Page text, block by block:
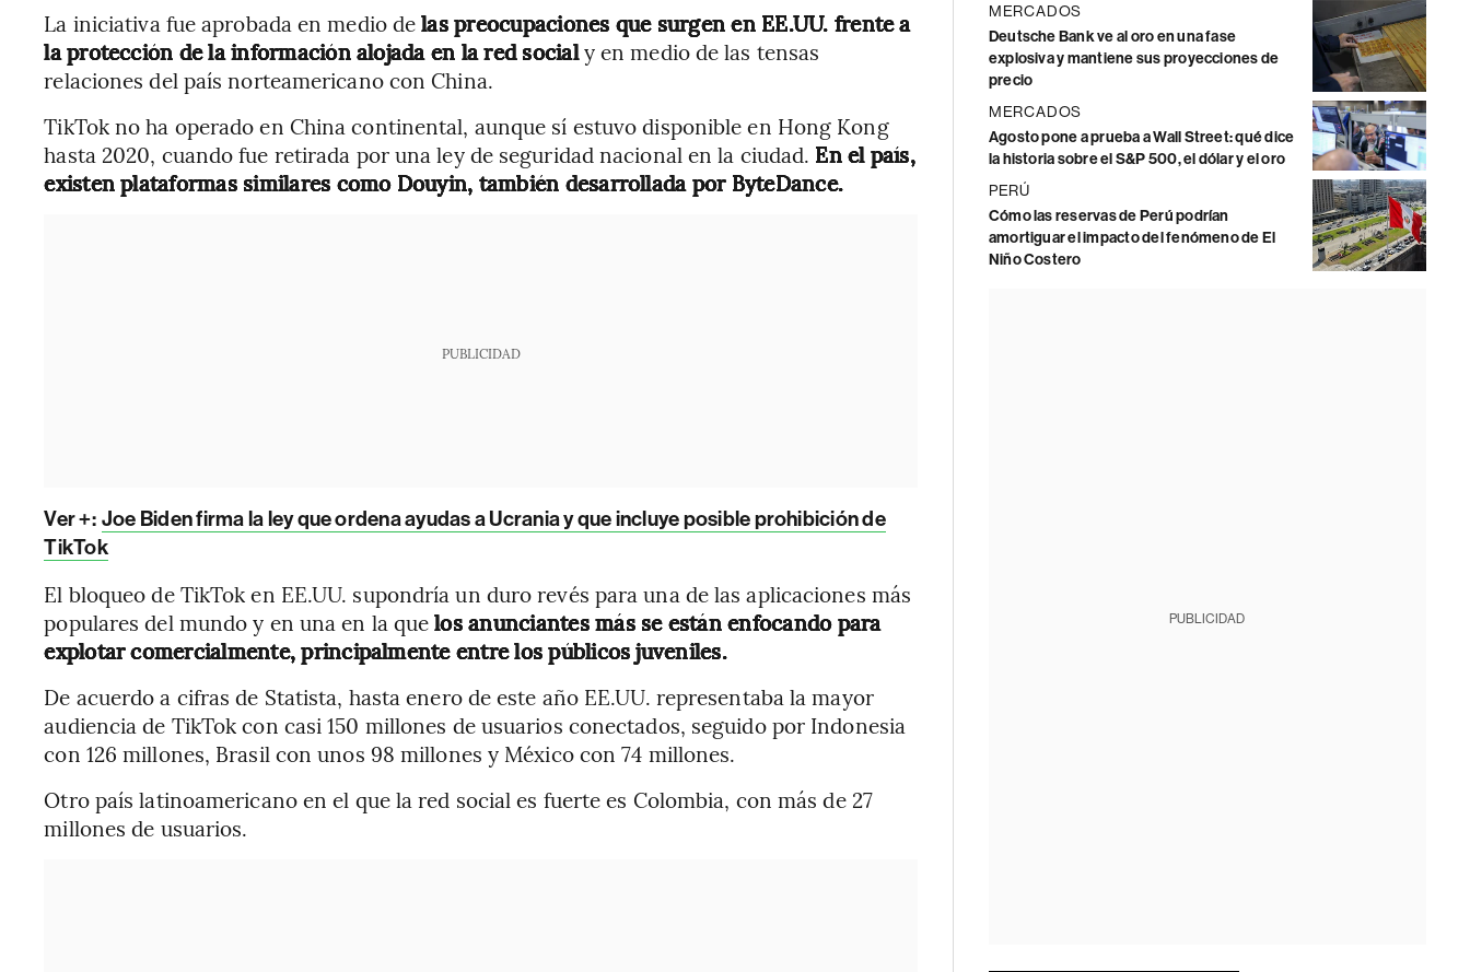
La iniciativa fue aprobada en medio delas preocupaciones que surgen en EE.UU. frente a
la protección de la información alojada en la red socialy en medio de las tensas
relaciones del país norteamericano con China.
TikTok no ha operado en China continental, aunque sí estuvo disponible en Hong Kong
hasta 2020, cuando fue retirada por una ley de seguridad nacional en la ciudad. En el país,
existen plataformas similares como Douyin, también desarrollada por ByteDance.
PUBLICIDAD
Ver +: Joe Biden firma la ley que ordena ayudas a Ucrania y que incluye posible prohibición de
TikTok
El bloqueo de TikTok en EE.UU. supondría un duro revés para una de las aplicaciones más
populares del mundo y en una en la quelos anunciantes más se están enfocando para
explotar comercialmente, principalmente entre los públicos juveniles.
De acuerdo a cifras de Statista, hasta enero de este año EE.UU. representaba la mayor
audiencia de TikTok con casi 150 millones de usuarios conectados, seguido por Indonesia
con 126 millones, Brasil con unos 98 millones y México con 74 millones.
Otro país latinoamericano en el que la red social es fuerte es Colombia, con más de 27
millones de usuarios.
MERCADOS
Deutsche Bank ve al oro en una fase
explosiva y mantiene sus proyecciones de
precio
MERCADOS
Agosto pone a prueba a Wall Street: qué dice
la historia sobre el S&P 500, el dólar y el oro
PERÚ
Cómo las reservas de Perú podrían
amortiguar el impacto del fenómeno de El
Niño Costero
PUBLICIDAD